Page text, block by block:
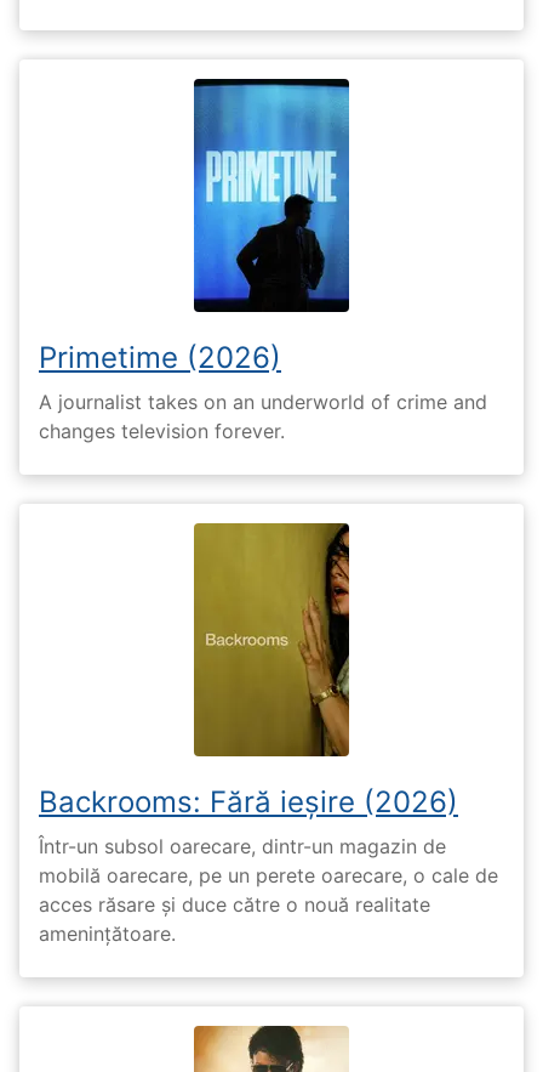
Primetime (2026)
A journalist takes on an underworld of crime and
changes television forever.
Backrooms: Fără ieșire (2026)
Într-un subsol oarecare, dintr-un magazin de
mobilă oarecare, pe un perete oarecare, o cale de
acces răsare și duce către o nouă realitate
amenințătoare.